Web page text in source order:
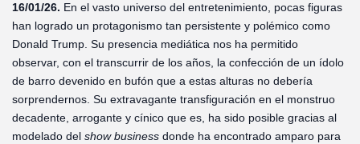
16/01/26. En el vasto universo del entretenimiento, pocas figuras
han logrado un protagonismo tan persistente y polémico como
Donald Trump. Su presencia mediática nos ha permitido
observar, con el transcurrir de los años, la confección de un ídolo
de barro devenido en bufón que a estas alturas no debería
sorprendernos. Su extravagante transfiguración en el monstruo
decadente, arrogante y cínico que es, ha sido posible gracias al
modelado del show business donde ha encontrado amparo para